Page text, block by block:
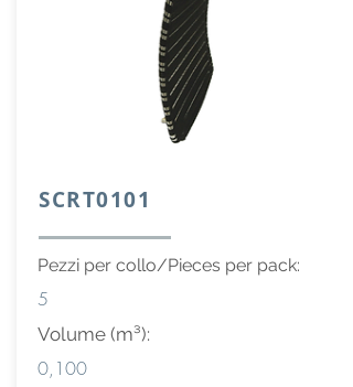
SCRT0101
Pezzi per collo/Pieces per pack:
5
Volume (m³):
0,100